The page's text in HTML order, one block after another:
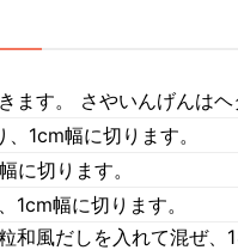
ます。 さやいんげんはヘ
1cm幅に切ります。
に切ります。
1cm幅に切ります。
和風だしを入れて混ぜ